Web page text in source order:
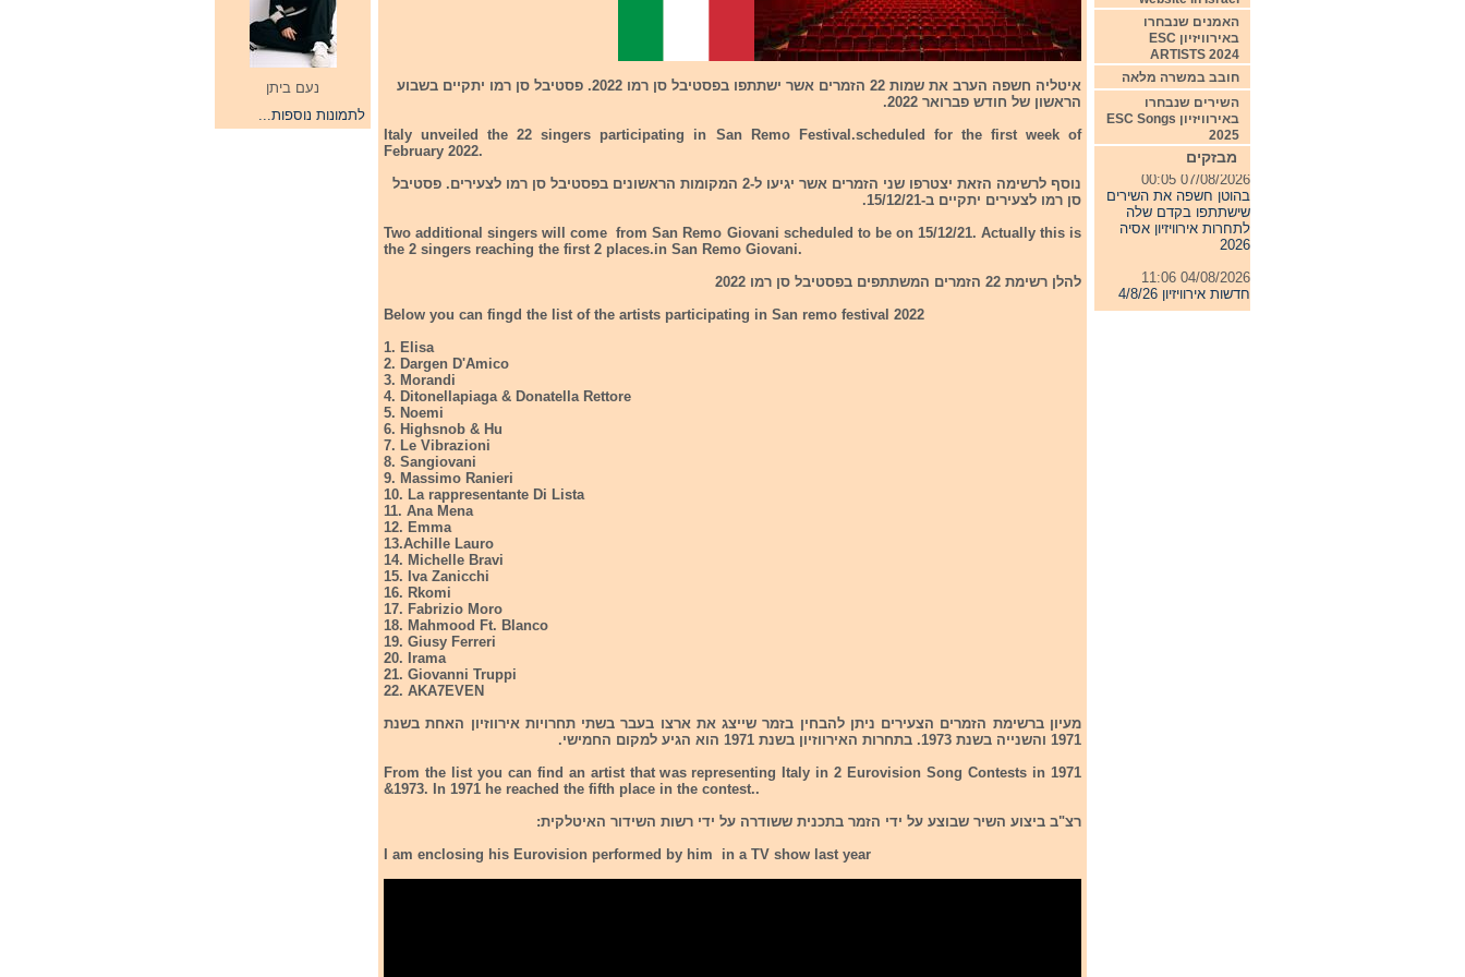
נעם ביתן
לתמונות נוספות...
איטליה חשפה הערב את שמות 22 הזמרים אשר ישתתפו בפסטיבל סן רמו 2022. פסטיבל סן רמו יתקיים בשבוע
הראשון של חודש פברואר 2022.
Italy unveiled the 22 singers participating in San Remo Festival.scheduled for the first week of
February 2022.
נוסף לרשימה הזאת יצטרפו שני הזמרים אשר יגיעו ל-2 המקומות הראשונים בפסטיבל סן רמו לצעירים. פסטיבל
סן רמו לצעירים יתקיים ב-15/12/21.
Two additional singers will come from San Remo Giovani scheduled to be on 15/12/21. Actually this is
the 2 singers reaching the first 2 places.in San Remo Giovani.
להלן רשימת 22 הזמרים המשתתפים בפסטיבל סן רמו 2022
Below you can fingd the list of the artists participating in San remo festival 2022
1. Elisa
2. Dargen D'Amico
3. Morandi
4. Ditonellapiaga & Donatella Rettore
5. Noemi
6. Highsnob & Hu
7. Le Vibrazioni
8. Sangiovani
9. Massimo Ranieri
10. La rappresentante Di Lista
11. Ana Mena
12. Emma
13.Achille Lauro
14. Michelle Bravi
15. Iva Zanicchi
16. Rkomi
17. Fabrizio Moro
18. Mahmood Ft. Blanco
19. Giusy Ferreri
20. Irama
21. Giovanni Truppi
22. AKA7EVEN
מעיון ברשימת הזמרים הצעירים ניתן להבחין בזמר שייצג את ארצו בעבר בשתי תחרויות אירווזיון האחת בשנת
1971 והשנייה בשנת 1973. בתחרות האירווזיון בשנת 1971 הוא הגיע למקום החמישי.
From the list you can find an artist that was representing Italy in 2 Eurovision Song Contests in 1971
&1973. In 1971 he reached the fifth place in the contest..
רצ"ב ביצוע השיר שבוצע על ידי הזמר בתכנית ששודרה על ידי רשות השידור האיטלקית:
I am enclosing his Eurovision performed by him in a TV show last year
האמנים שנבחרו
באירוויזיון ESC
ARTISTS 2024
חובב במשרה מלאה
השירים שנבחרו
באירוויזיון ESC Songs
2025
מבזקים
07/08/2026 00:05
בהוטן חשפה את השירים
שישתתפו בקדם שלה
לתחרות אירוויזיון אסיה
2026
04/08/2026 11:06
חדשות אירוויזיון 4/8/26